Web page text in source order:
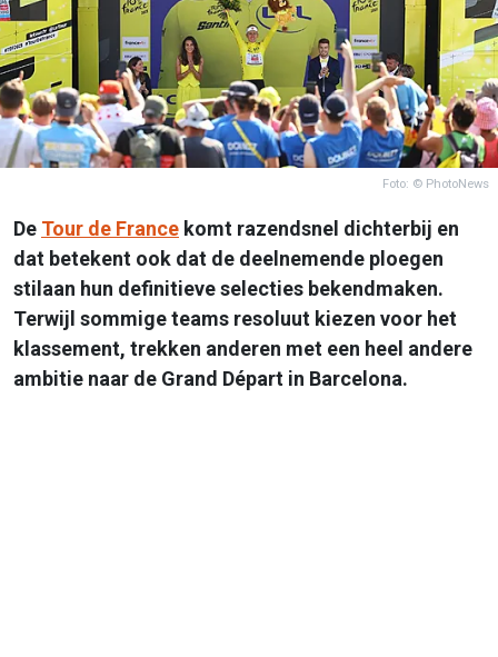
Foto: © PhotoNews
De Tour de France komt razendsnel dichterbij en
dat betekent ook dat de deelnemende ploegen
stilaan hun definitieve selecties bekendmaken.
Terwijl sommige teams resoluut kiezen voor het
klassement, trekken anderen met een heel andere
ambitie naar de Grand Départ in Barcelona.